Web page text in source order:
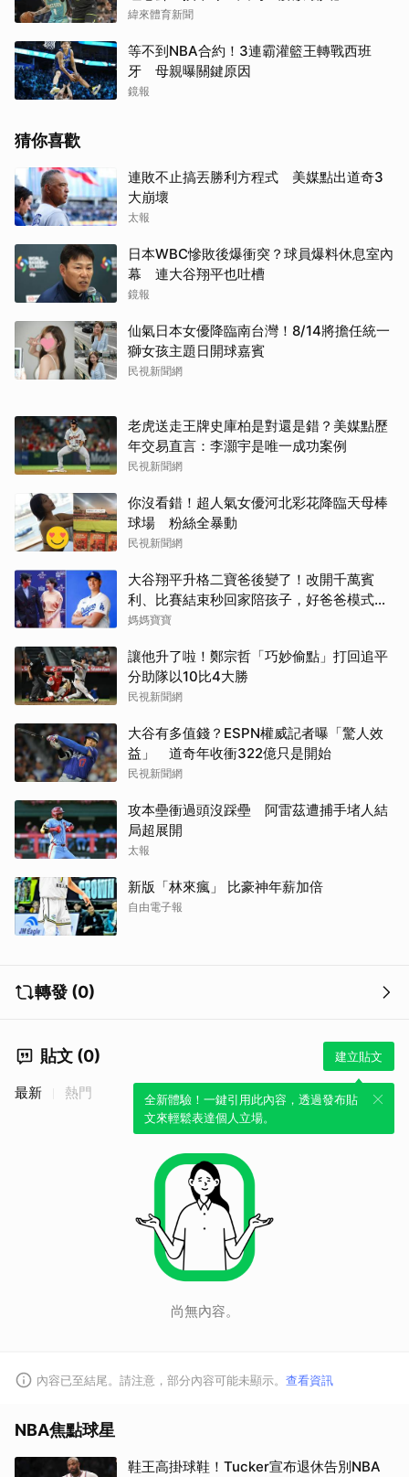
緯來體育新聞
等不到NBA合約！3連霸灌籃王轉戰西班
牙 母親曝關鍵原因
鏡報
猜你喜歡
連敗不止搞丟勝利方程式 美媒點出道奇3
大崩壞
太報
日本WBC慘敗後爆衝突？球員爆料休息室內
幕 連大谷翔平也吐槽
鏡報
仙氣日本女優降臨南台灣！8/14將擔任統一
獅女孩主題日開球嘉賓
民視新聞網
老虎送走王牌史庫柏是對還是錯？美媒點歷
年交易直言：李灝宇是唯一成功案例
民視新聞網
你沒看錯！超人氣女優河北彩花降臨天母棒
球場 粉絲全暴動
民視新聞網
大谷翔平升格二寶爸後變了！改開千萬賓
利、比賽結束秒回家陪孩子，好爸爸模式全
開
媽媽寶寶
讓他升了啦！鄭宗哲「巧妙偷點」打回追平
分助隊以10比4大勝
民視新聞網
大谷有多值錢？ESPN權威記者曝「驚人效
益」 道奇年收衝322億只是開始
民視新聞網
攻本壘衝過頭沒踩壘 阿雷茲遭捕手堵人結
局超展開
太報
新版「林來瘋」 比豪神年薪加倍
自由電子報
轉發 (0)
貼文 (0) 建立貼文
全新體驗！一鍵引用此內容，透過發布貼
文來輕鬆表達個人立場。
最新 熱門
尚無內容。
內容已至結尾。請注意，部分內容可能未顯示。 查看資訊
NBA焦點球星
鞋王高掛球鞋！Tucker宣布退休告別NBA